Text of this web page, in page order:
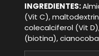
INGREDIENTES:
(Vit C),
colecalciferol (Vit
(biotina),